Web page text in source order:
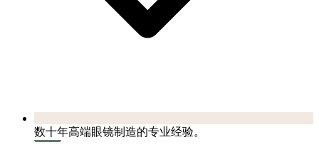
数十年高端眼镜制造的专业经验。